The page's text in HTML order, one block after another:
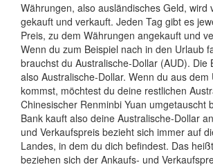
Währungen, also ausländisches Geld, wird
gekauft und verkauft. Jeden Tag gibt es
Preis, zu dem Währungen angekauft und
Wenn du zum Beispiel nach in den Urlaub
brauchst du Australische-Dollar (AUD). Die
also Australische-Dollar. Wenn du aus dem
kommst, möchtest du deine restlichen
Chinesischer Renminbi Yuan umgetauscht
Bank kauft also deine Australische-Dollar
und Verkaufspreis bezieht sich immer auf
Landes, in dem du dich befindest. Das
beziehen sich der Ankaufs- und